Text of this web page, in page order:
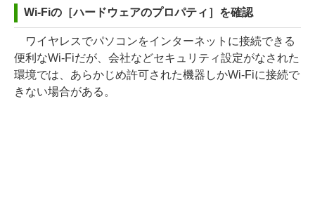
Wi-Fiの［ハードウェアのプロパティ］を確認
ワイヤレスでパソコンをインターネットに接続できる
便利なWi-Fiだが、会社などセキュリティ設定がなされた
環境では、あらかじめ許可された機器しかWi-Fiに接続で
きない場合がある。